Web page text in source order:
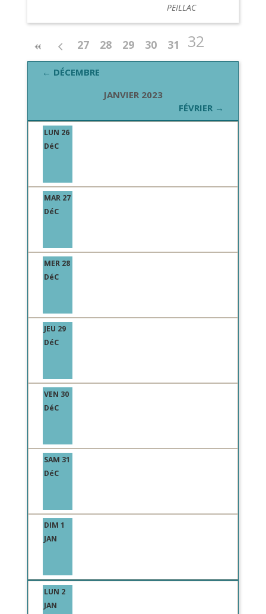
PEILLAC
27 28 29 30 31 32
← DÉCEMBRE
JANVIER 2023
FÉVRIER →
LUN 26
DéC
MAR 27
DéC
MER 28
DéC
JEU 29
DéC
VEN 30
DéC
SAM 31
DéC
DIM 1
JAN
LUN 2
JAN